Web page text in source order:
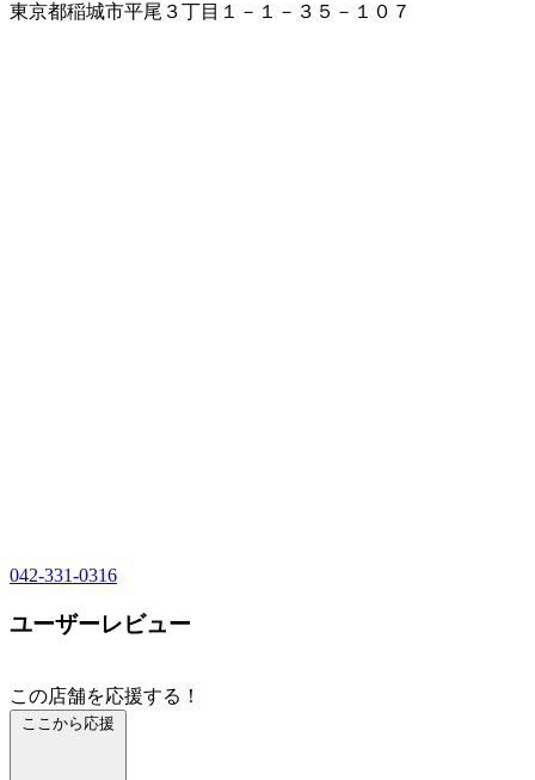
東京都稲城市平尾３丁目１－１－３５－１０７
042-331-0316
ユーザーレビュー
この店舗を応援する！
ここから応援